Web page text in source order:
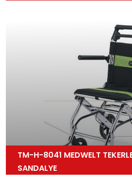
TM-H-8041 MEDWELT
SANDALYE